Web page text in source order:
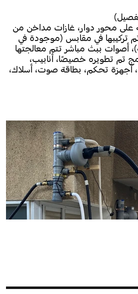
محور دوار، غازات مداخن من
تركيبها في مقابس (موجودة في
أصوات ببث مباشر تتم معالجتها
تم تطويره خصيصًا، أنابيب،
أجهزة تحكم، بطاقة صوت، أسلاك،